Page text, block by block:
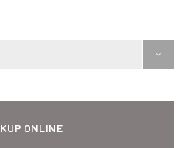
KUP ONLINE